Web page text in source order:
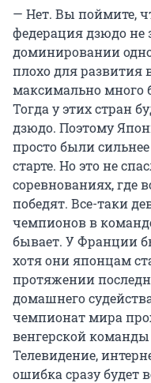
— Нет. Вы поймите,
федерация дзюдо не
доминировании
плохо для развития
максимально много
Тогда у этих стран
дзюдо. Поэтому
просто были
старте. Но это не
соревнованиях, где
победят. Все-таки
чемпионов в
бывает. У Франции
хотя они японцам
протяжении
домашнего
чемпионат мира
венгерской
Телевидение,
ошибка сразу будет